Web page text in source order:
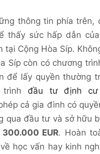
thông tin phía trên,
thấy sức hấp dẫn
tại Cộng Hòa Síp.
Síp còn có chương
để lấy quyền thường
trình đầu tư định cư
cả gia đình có
qua đầu tư và sở hữu
300.000 EUR. Hoàn
học vấn hay kinh